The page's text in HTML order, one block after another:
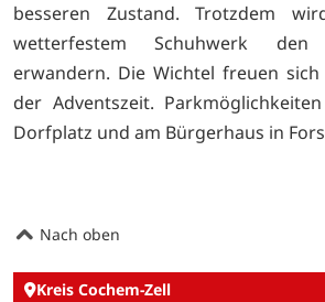
besseren Zustand. Trotzdem
wetterfestem Schuhwerk
erwandern. Die Wichtel freuen
der Adventszeit.
Dorfplatz und am Bürgerhaus in
Nach oben
Kreis Cochem-Zell